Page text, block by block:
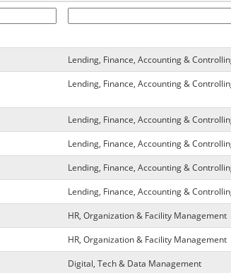
Lending, Finance, Accounting &
Lending, Finance, Accounting &
Lending, Finance, Accounting &
Lending, Finance, Accounting &
Lending, Finance, Accounting &
Lending, Finance, Accounting &
HR, Organization & Facility Management
HR, Organization & Facility Management
Digital, Tech & Data Management